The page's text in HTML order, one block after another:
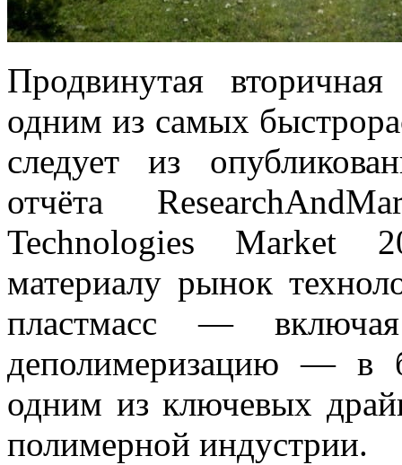
Продвинутая вторичная
одним из самых
следует из
отчёта
Technologies Market
материалу рынок
пластмасс —
деполимеризацию — в
одним из ключевых
полимерной индустрии.